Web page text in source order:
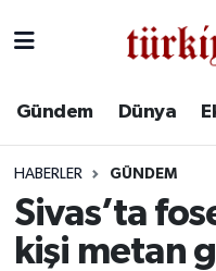
Gündem Dünya
HABERLER GÜNDEM
Sivas’ta
kişi metan
Spor
Süper Lig Puan
Tüm Manşetler